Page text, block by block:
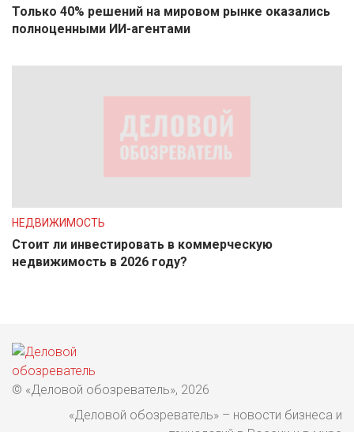
Только 40% решений на мировом рынке оказались
полноценными ИИ-агентами
НЕДВИЖИМОСТЬ
Стоит ли инвестировать в коммерческую
недвижимость в 2026 году?
© «Деловой обозреватель», 2026
«Деловой обозреватель» – новости бизнеса и